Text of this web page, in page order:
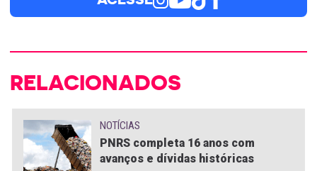
RELACIONADOS
NOTÍCIAS
PNRS completa 16 anos com
avanços e dívidas históricas